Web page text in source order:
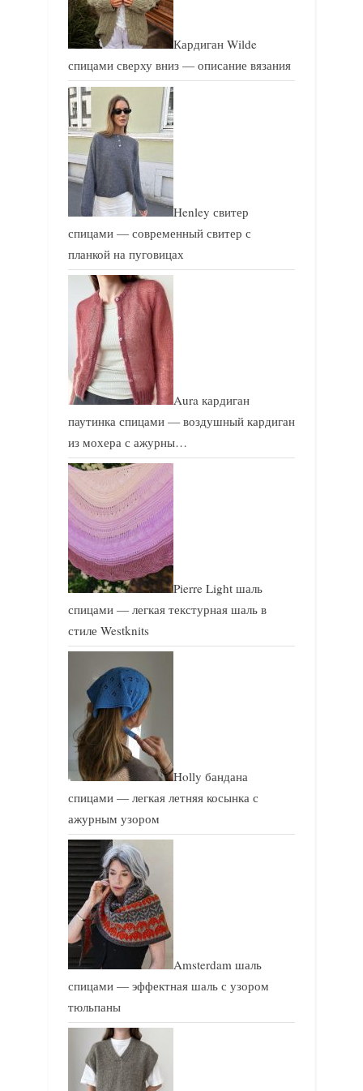
Кардиган Wilde
спицами сверху вниз — описание вязания
Henley свитер
спицами — современный свитер с
планкой на пуговицах
Aura кардиган
паутинка спицами — воздушный кардиган
из мохера с ажурны…
Pierre Light шаль
спицами — легкая текстурная шаль в
стиле Westknits
Holly бандана
спицами — легкая летняя косынка с
ажурным узором
Amsterdam шаль
спицами — эффектная шаль с узором
тюльпаны